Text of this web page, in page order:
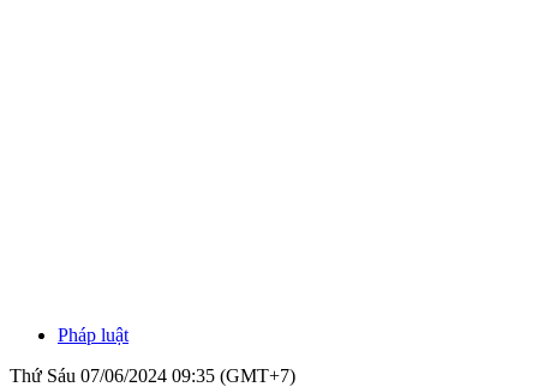
Pháp luật
Thứ Sáu 07/06/2024 09:35 (GMT+7)